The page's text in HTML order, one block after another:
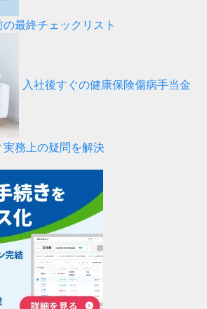
最終チェックリスト
入社後すぐの健康保険傷病手当金
務上の疑問を解決